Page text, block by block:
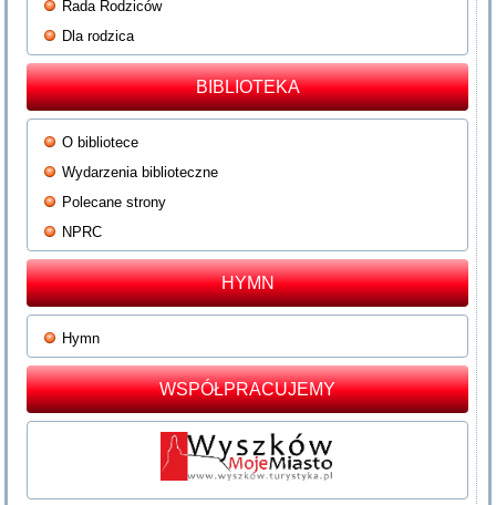
Rada Rodziców
Dla rodzica
BIBLIOTEKA
O bibliotece
Wydarzenia biblioteczne
Polecane strony
NPRC
HYMN
Hymn
WSPÓŁPRACUJEMY